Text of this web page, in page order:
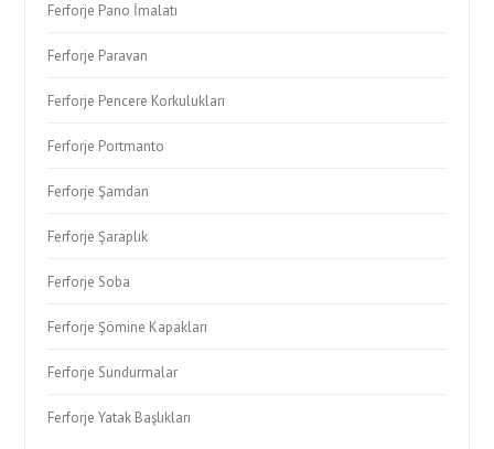
Ferforje Pano İmalatı
Ferforje Paravan
Ferforje Pencere Korkulukları
Ferforje Portmanto
Ferforje Şamdan
Ferforje Şaraplık
Ferforje Soba
Ferforje Şömine Kapakları
Ferforje Sundurmalar
Ferforje Yatak Başlıkları